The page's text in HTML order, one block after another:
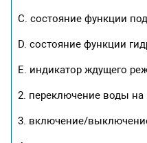
C. состояние функции
D. состояние функции
E. индикатор ждущего
2. переключение воды на
3. включение/